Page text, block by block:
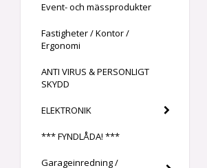
Event- och mässprodukter
Fastigheter / Kontor /
Ergonomi
ANTI VIRUS & PERSONLIGT
SKYDD
ELEKTRONIK
*** FYNDLÅDA! ***
Garageinredning /